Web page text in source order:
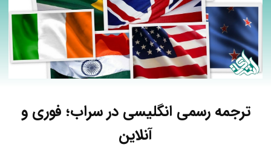
ترجمه رسمی انگلیسی در سراب؛ فوری و
آنلاین